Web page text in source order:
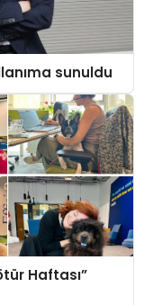
sunuldu
Haftası”